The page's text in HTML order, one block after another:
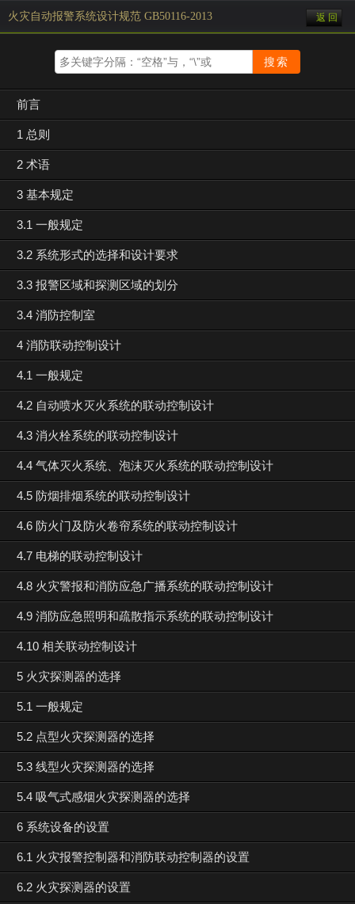
火灾自动报警系统设计规范 GB50116-2013 返 回
前言
1 总则
2 术语
3 基本规定
3.1 一般规定
3.2 系统形式的选择和设计要求
3.3 报警区域和探测区域的划分
3.4 消防控制室
4 消防联动控制设计
4.1 一般规定
4.2 自动喷水灭火系统的联动控制设计
4.3 消火栓系统的联动控制设计
4.4 气体灭火系统、泡沫灭火系统的联动控制设计
4.5 防烟排烟系统的联动控制设计
4.6 防火门及防火卷帘系统的联动控制设计
4.7 电梯的联动控制设计
4.8 火灾警报和消防应急广播系统的联动控制设计
4.9 消防应急照明和疏散指示系统的联动控制设计
4.10 相关联动控制设计
5 火灾探测器的选择
5.1 一般规定
5.2 点型火灾探测器的选择
5.3 线型火灾探测器的选择
5.4 吸气式感烟火灾探测器的选择
6 系统设备的设置
6.1 火灾报警控制器和消防联动控制器的设置
6.2 火灾探测器的设置